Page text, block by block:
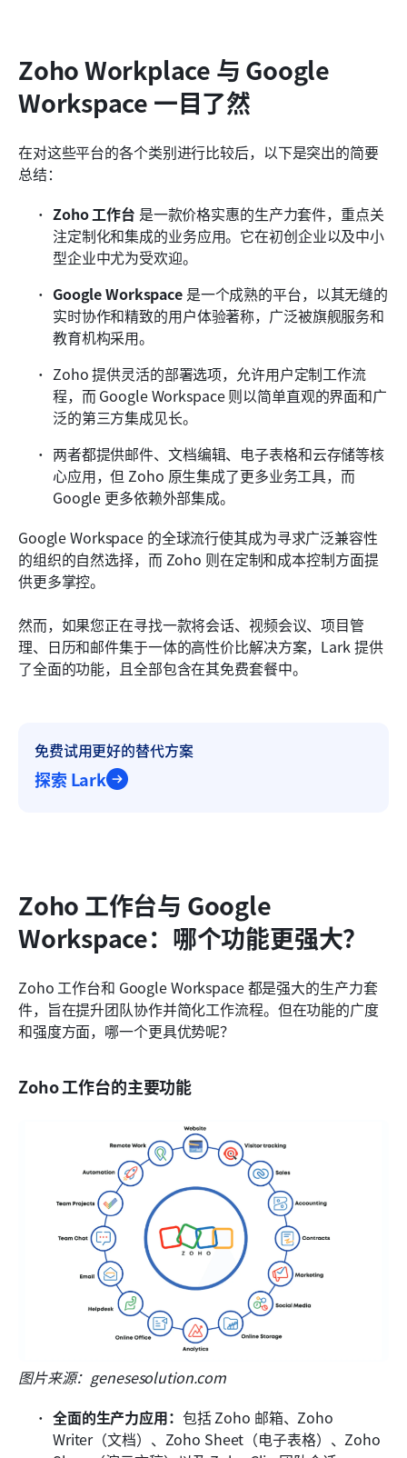
Zoho Workplace 与 Google
Workspace 一目了然
在对这些平台的各个类别进行比较后，以下是突出的简要
总结：
Zoho 工作台 是一款价格实惠的生产力套件，重点关
注定制化和集成的业务应用。它在初创企业以及中小
型企业中尤为受欢迎。
Google Workspace 是一个成熟的平台，以其无缝的
实时协作和精致的用户体验著称，广泛被旗舰服务和
教育机构采用。
Zoho 提供灵活的部署选项，允许用户定制工作流
程，而 Google Workspace 则以简单直观的界面和广
泛的第三方集成见长。
两者都提供邮件、文档编辑、电子表格和云存储等核
心应用，但 Zoho 原生集成了更多业务工具，而
Google 更多依赖外部集成。
Google Workspace 的全球流行使其成为寻求广泛兼容性
的组织的自然选择，而 Zoho 则在定制和成本控制方面提
供更多掌控。
然而，如果您正在寻找一款将会话、视频会议、项目管
理、日历和邮件集于一体的高性价比解决方案，Lark 提供
了全面的功能，且全部包含在其免费套餐中。
免费试用更好的替代方案
探索 Lark
Zoho 工作台与 Google
Workspace：哪个功能更强大？
Zoho 工作台和 Google Workspace 都是强大的生产力套
件，旨在提升团队协作并简化工作流程。但在功能的广度
和强度方面，哪一个更具优势呢？
Zoho 工作台的主要功能
图片来源：genesesolution.com
全面的生产力应用： 包括 Zoho 邮箱、Zoho
Writer（文档）、Zoho Sheet（电子表格）、Zoho